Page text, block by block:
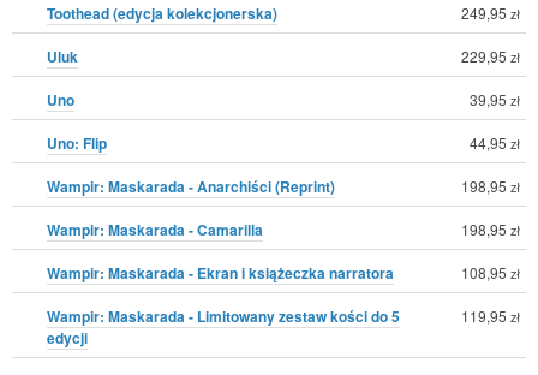
Toothead (edycja kolekcjonerska) 249,95 zł
Uluk 229,95 zł
Uno 39,95 zł
Uno: Flip 44,95 zł
Wampir: Maskarada - Anarchiści (Reprint) 198,95 zł
Wampir: Maskarada - Camarilla 198,95 zł
Wampir: Maskarada - Ekran i książeczka narratora 108,95 zł
Wampir: Maskarada - Limitowany zestaw kości do 5
edycji
119,95 zł